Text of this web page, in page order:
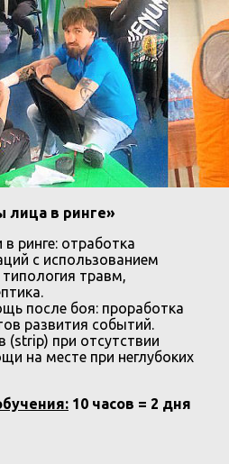
лица в ринге»
ринге: отработка
с использованием
травм,
после боя: проработка
развития событий.
(strip) при отсутствии
на месте при неглубоких
10 часов = 2 дня